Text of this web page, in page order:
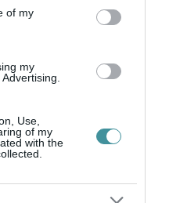
of my
my
Use,
of my
with the
ÉLMÉNY EGER
sok ember találkozása az
Az Egri Bor Ünnepe idén
és gasztronómiai